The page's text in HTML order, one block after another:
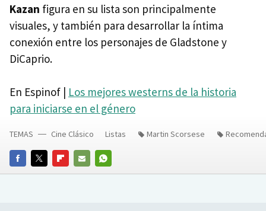
Kazan figura en su lista son principalmente
visuales, y también para desarrollar la íntima
conexión entre los personajes de Gladstone y
DiCaprio.
En Espinof | Los mejores westerns de la historia
para iniciarse en el género
FACEBOOKTWITTERFLIPBOARD
E-
WHATSAPP
TEMAS Cine Clásico Listas Martin Scorsese